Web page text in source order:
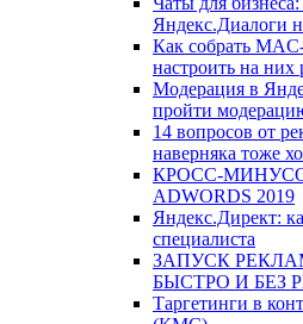
Яндекс.Диалоги
Как собрать
настроить на них
Модерация в
пройти
14 вопросов от
наверняка тоже
КРОСС-
ADWORDS 2019
Яндекс.Директ:
специалиста
ЗАПУСК
БЫСТРО И БЕЗ
Таргетинги в